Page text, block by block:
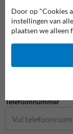
Bedrijfsnaam
Telefoonnummer
Door op "Cookies
instellingen van
plaatsen we alleen